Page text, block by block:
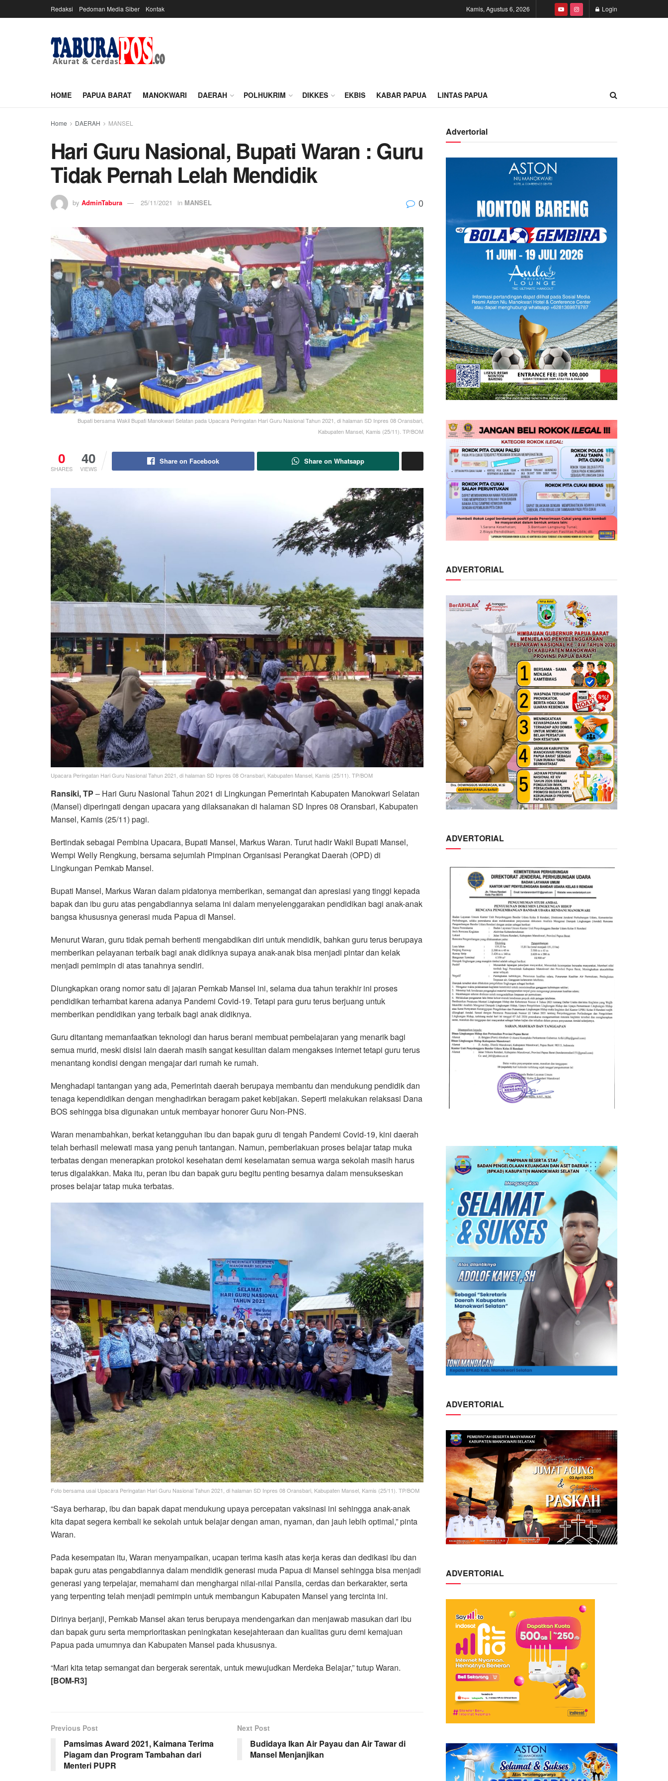
Redaksi Pedoman Media Siber Kontak Kamis, Agustus 6, 2026 Login
HOME PAPUA BARAT MANOKWARI DAERAH POLHUKRIM DIKKES EKBIS KABAR PAPUA LINTAS PAPUA
Home DAERAH MANSEL
Hari Guru Nasional, Bupati Waran : Guru
Tidak Pernah Lelah Mendidik
by AdminTabura 25/11/2021 in MANSEL 0
Bupati bersama Wakil Bupati Manokwari Selatan pada Upacara Peringatan Hari Guru Nasional Tahun 2021, di halaman SD Inpres 08 Oransbari,
Kabupaten Mansel, Kamis (25/11). TP/BOM
0
SHARES
40
VIEWS
Share on Facebook Share on Whatsapp
Upacara Peringatan Hari Guru Nasional Tahun 2021, di halaman SD Inpres 08 Oransbari, Kabupaten Mansel, Kamis (25/11). TP/BOM
Ransiki, TP – Hari Guru Nasional Tahun 2021 di Lingkungan Pemerintah Kabupaten Manokwari Selatan
(Mansel) diperingati dengan upacara yang dilaksanakan di halaman SD Inpres 08 Oransbari, Kabupaten
Mansel, Kamis (25/11) pagi.
Bertindak sebagai Pembina Upacara, Bupati Mansel, Markus Waran. Turut hadir Wakil Bupati Mansel,
Wempi Welly Rengkung, bersama sejumlah Pimpinan Organisasi Perangkat Daerah (OPD) di
Lingkungan Pemkab Mansel.
Bupati Mansel, Markus Waran dalam pidatonya memberikan, semangat dan apresiasi yang tinggi kepada
bapak dan ibu guru atas pengabdiannya selama ini dalam menyelenggarakan pendidikan bagi anak-anak
bangsa khususnya generasi muda Papua di Mansel.
Menurut Waran, guru tidak pernah berhenti mengabdikan diri untuk mendidik, bahkan guru terus berupaya
memberikan pelayanan terbaik bagi anak didiknya supaya anak-anak bisa menjadi pintar dan kelak
menjadi pemimpin di atas tanahnya sendiri.
Diungkapkan orang nomor satu di jajaran Pemkab Mansel ini, selama dua tahun terakhir ini proses
pendidikan terhambat karena adanya Pandemi Covid-19. Tetapi para guru terus berjuang untuk
memberikan pendidikan yang terbaik bagi anak didiknya.
Guru ditantang memanfaatkan teknologi dan harus berani membuat pembelajaran yang menarik bagi
semua murid, meski disisi lain daerah masih sangat kesulitan dalam mengakses internet tetapi guru terus
menantang kondisi dengan mengajar dari rumah ke rumah.
Menghadapi tantangan yang ada, Pemerintah daerah berupaya membantu dan mendukung pendidik dan
tenaga kependidikan dengan menghadirkan beragam paket kebijakan. Seperti melakukan relaksasi Dana
BOS sehingga bisa digunakan untuk membayar honorer Guru Non-PNS.
Waran menambahkan, berkat ketangguhan ibu dan bapak guru di tengah Pandemi Covid-19, kini daerah
telah berhasil melewati masa yang penuh tantangan. Namun, pemberlakuan proses belajar tatap muka
terbatas dengan menerapkan protokol kesehatan demi keselamatan semua warga sekolah masih harus
terus digalakkan. Maka itu, peran ibu dan bapak guru begitu penting besarnya dalam mensukseskan
proses belajar tatap muka terbatas.
Foto bersama usai Upacara Peringatan Hari Guru Nasional Tahun 2021, di halaman SD Inpres 08 Oransbari, Kabupaten Mansel, Kamis (25/11). TP/BOM
“Saya berharap, ibu dan bapak dapat mendukung upaya percepatan vaksinasi ini sehingga anak-anak
kita dapat segera kembali ke sekolah untuk belajar dengan aman, nyaman, dan jauh lebih optimal,” pinta
Waran.
Pada kesempatan itu, Waran menyampaikan, ucapan terima kasih atas kerja keras dan dedikasi ibu dan
bapak guru atas pengabdiannya dalam mendidik generasi muda Papua di Mansel sehingga bisa menjadi
generasi yang terpelajar, memahami dan menghargai nilai-nilai Pansila, cerdas dan berkarakter, serta
yang terpenting telah menjadi pemimpin untuk membangun Kabupaten Mansel yang tercinta ini.
Dirinya berjanji, Pemkab Mansel akan terus berupaya mendengarkan dan menjawab masukan dari ibu
dan bapak guru serta memprioritaskan peningkatan kesejahteraan dan kualitas guru demi kemajuan
Papua pada umumnya dan Kabupaten Mansel pada khususnya.
“Mari kita tetap semangat dan bergerak serentak, untuk mewujudkan Merdeka Belajar,” tutup Waran.
[BOM-R3]
Previous Post
Pamsimas Award 2021, Kaimana Terima
Piagam dan Program Tambahan dari
Menteri PUPR
Next Post
Budidaya Ikan Air Payau dan Air Tawar di
Mansel Menjanjikan
Advertorial
ADVERTORIAL
ADVERTORIAL
ADVERTORIAL
ADVERTORIAL